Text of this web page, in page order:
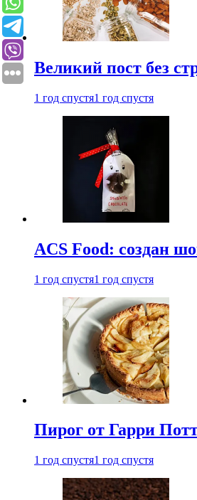
Великий пост без
1 год спустя1 год спустя
ACS Food: создан
1 год спустя1 год спустя
Пирог от Гарри
1 год спустя1 год спустя